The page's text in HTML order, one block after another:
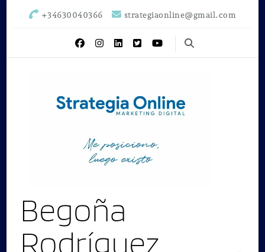
+34630040366 strategiaonline@gmail.com
Begoña
Rodríguez